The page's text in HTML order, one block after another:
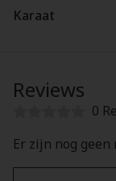
Karaat
Reviews
0
Er zijn nog